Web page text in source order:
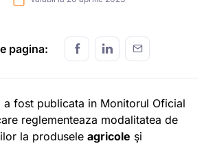
pagina:
a fost publicata in Monitorul Oficial
reglementeaza modalitatea de
la produsele agricole şi